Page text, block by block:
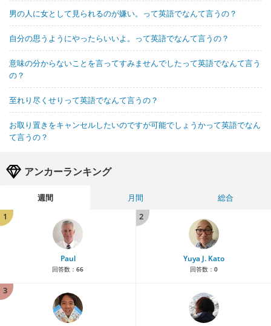
男の人に女として見られるのが嫌い。って英語でなんて言うの？
自分の思うようにやったらいいよ。って英語でなんて言うの？
意味の分からないことを言ってすみませんでしたって英語でなんて言う
の？
至れり尽くせりって英語でなんて言うの？
お取り置きをキャンセルしたいのですが可能でしょうかって英語でなん
て言うの？
アンカーランキング
週間 月間
総合
1
Paul
回答数： 66
2
Yuya J. Kato
回答数： 0
3